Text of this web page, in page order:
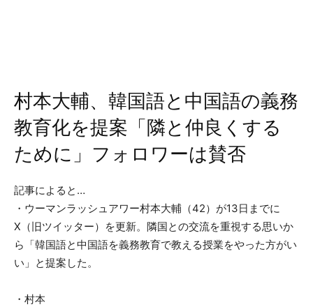
村本大輔、韓国語と中国語の義務
教育化を提案「隣と仲良くする
ために」フォロワーは賛否
記事によると…
・ウーマンラッシュアワー村本大輔（42）が13日までに
X（旧ツイッター）を更新。隣国との交流を重視する思いか
ら「韓国語と中国語を義務教育で教える授業をやった方がい
い」と提案した。
・村本